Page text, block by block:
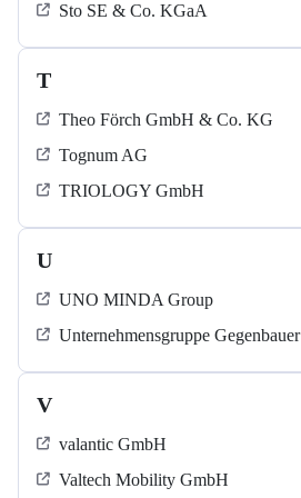
Sto SE & Co. KGaA
T
Theo Förch GmbH & Co. KG
Tognum AG
TRIOLOGY GmbH
U
UNO MINDA Group
Unternehmensgruppe Gegenbauer
V
valantic GmbH
Valtech Mobility GmbH